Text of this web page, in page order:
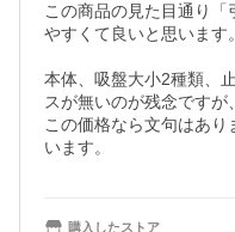
この商品の見た目通り「
やすくて良いと思います。
本体、吸盤大小2種類、
スが無いのが残念ですが、
この価格なら文句はあ
います。
購入したストア